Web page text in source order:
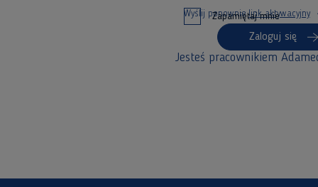
Wyślij ponownie link aktywacyjny
Zapamiętaj mnie
Zaloguj się
Jesteś pracownikiem